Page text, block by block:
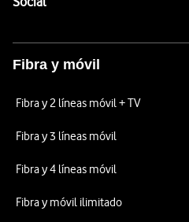
Fibra y móvil
Fibra y 2 líneas móvil + TV
Fibra y 3 líneas móvil
Fibra y 4 líneas móvil
Fibra y móvil ilimitado